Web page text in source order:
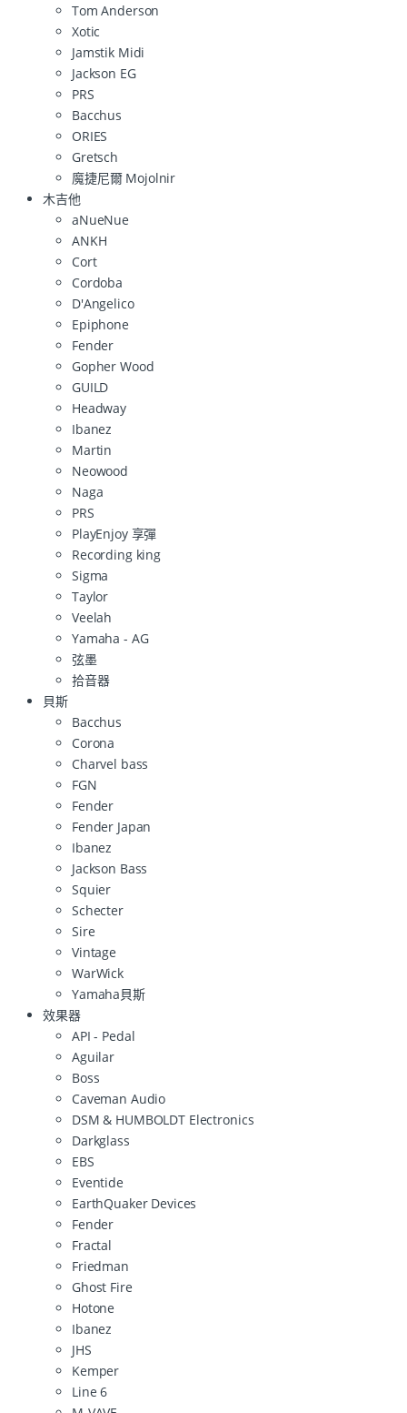
Tom Anderson
Xotic
Jamstik Midi
Jackson EG
PRS
Bacchus
ORIES
Gretsch
魔捷尼爾 Mojolnir
木吉他
aNueNue
ANKH
Cort
Cordoba
D'Angelico
Epiphone
Fender
Gopher Wood
GUILD
Headway
Ibanez
Martin
Neowood
Naga
PRS
PlayEnjoy 享彈
Recording king
Sigma
Taylor
Veelah
Yamaha - AG
弦墨
拾音器
貝斯
Bacchus
Corona
Charvel bass
FGN
Fender
Fender Japan
Ibanez
Jackson Bass
Squier
Schecter
Sire
Vintage
WarWick
Yamaha貝斯
效果器
API - Pedal
Aguilar
Boss
Caveman Audio
DSM & HUMBOLDT Electronics
Darkglass
EBS
Eventide
EarthQuaker Devices
Fender
Fractal
Friedman
Ghost Fire
Hotone
Ibanez
JHS
Kemper
Line 6